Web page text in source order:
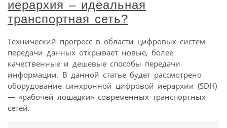
иерархия – идеальная
транспортная сеть?
Технический прогресс в области цифровых систем
передачи данных открывает новые, более
качественные и дешевые способы передачи
информации. В данной статье будет рассмотрено
оборудование синхронной цифровой иерархии (SDH)
— «рабочей лошадки» современных транспортных
сетей.